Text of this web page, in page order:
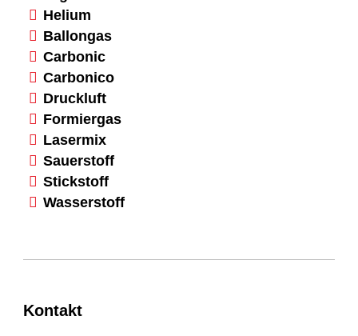
Helium
Ballongas
Carbonic
Carbonico
Druckluft
Formiergas
Lasermix
Sauerstoff
Stickstoff
Wasserstoff
Kontakt